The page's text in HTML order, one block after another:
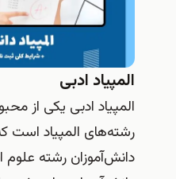
المپیاد ادبی
المپیاد ادبی یکی از
رشته‌های المپیاد است
دانش‌آموزان رشته علوم